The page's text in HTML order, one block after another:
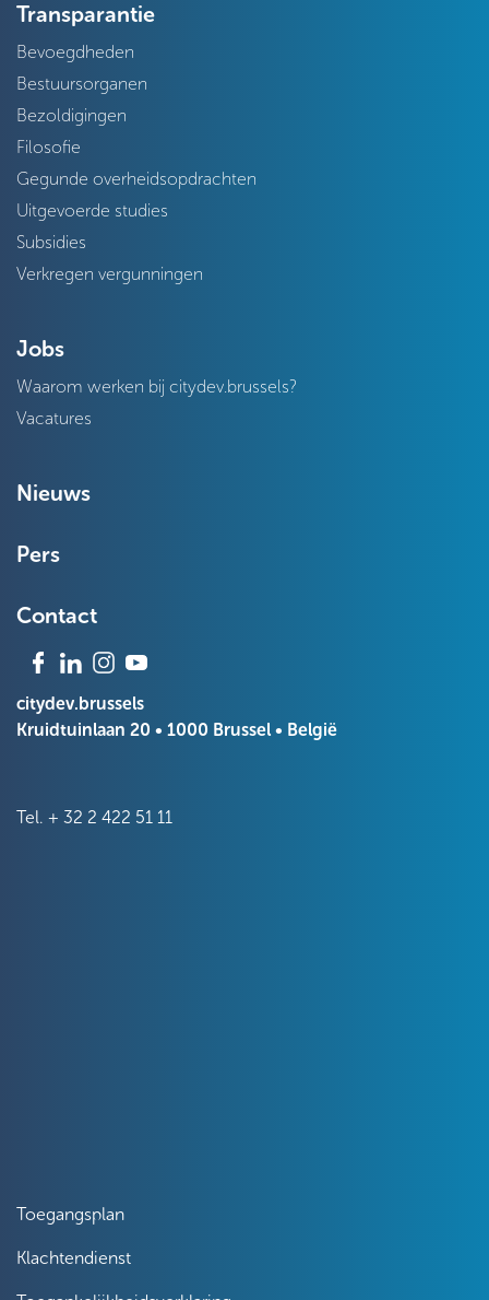
Transparantie
Bevoegdheden
Bestuursorganen
Bezoldigingen
Filosofie
Gegunde overheidsopdrachten
Uitgevoerde studies
Subsidies
Verkregen vergunningen
Jobs
Waarom werken bij citydev.brussels?
Vacatures
Nieuws
Pers
Contact
citydev.brussels
Kruidtuinlaan 20 • 1000 Brussel • België
Tel. + 32 2 422 51 11
Toegangsplan
Klachtendienst